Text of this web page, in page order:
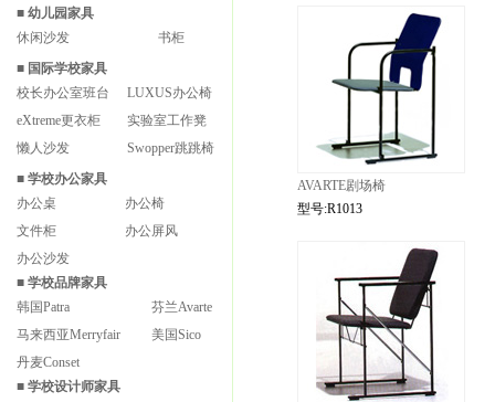
■ 幼儿园家具
休闲沙发
书柜
■ 国际学校家具
校长办公室班台
LUXUS办公椅
eXtreme更衣柜
实验室工作凳
懒人沙发
Swopper跳跳椅
■ 学校办公家具
办公桌
办公椅
文件柜
办公屏风
办公沙发
■ 学校品牌家具
韩国Patra
芬兰Avarte
马来西亚Merryfair
美国Sico
丹麦Conset
■ 学校设计师家具
AVARTE剧场椅
型号:R1013